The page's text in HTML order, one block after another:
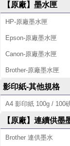
【原廠】墨水匣
HP-原廠墨水匣
Epson-原廠墨水匣
Canon-原廠墨水匣
Brother-原廠墨水匣
影印紙-其他規格
A4 影印紙 100g / 100
【原廠】連續供墨
Brother 連供墨水